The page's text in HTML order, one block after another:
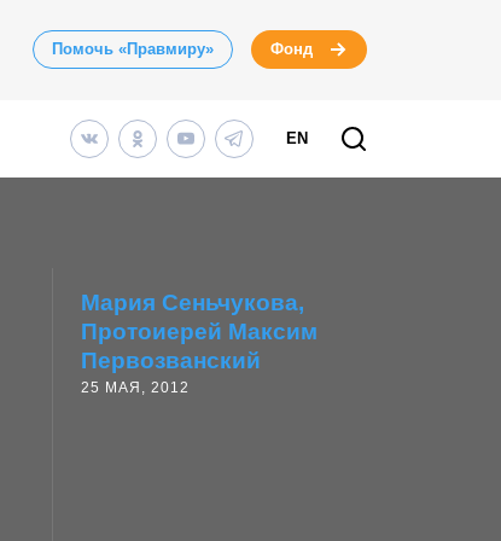
Помочь «Правмиру» Фонд
EN
Мария Сеньчукова
Протоиерей Максим
Первозванский
25 МАЯ, 2012